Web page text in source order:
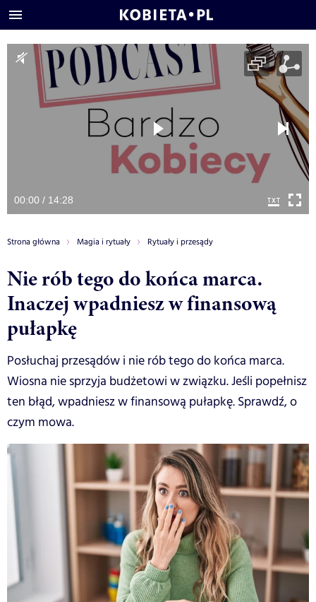
00:00 / 14:28
Strona główna Magia i rytuały Rytuały i przesądy
Nie rób tego do końca marca.
Inaczej wpadniesz w finansową
pułapkę
Posłuchaj przesądów i nie rób tego do końca marca.
Wiosna nie sprzyja budżetowi w związku. Jeśli popełnisz
ten błąd, wpadniesz w finansową pułapkę. Sprawdź, o
czym mowa.